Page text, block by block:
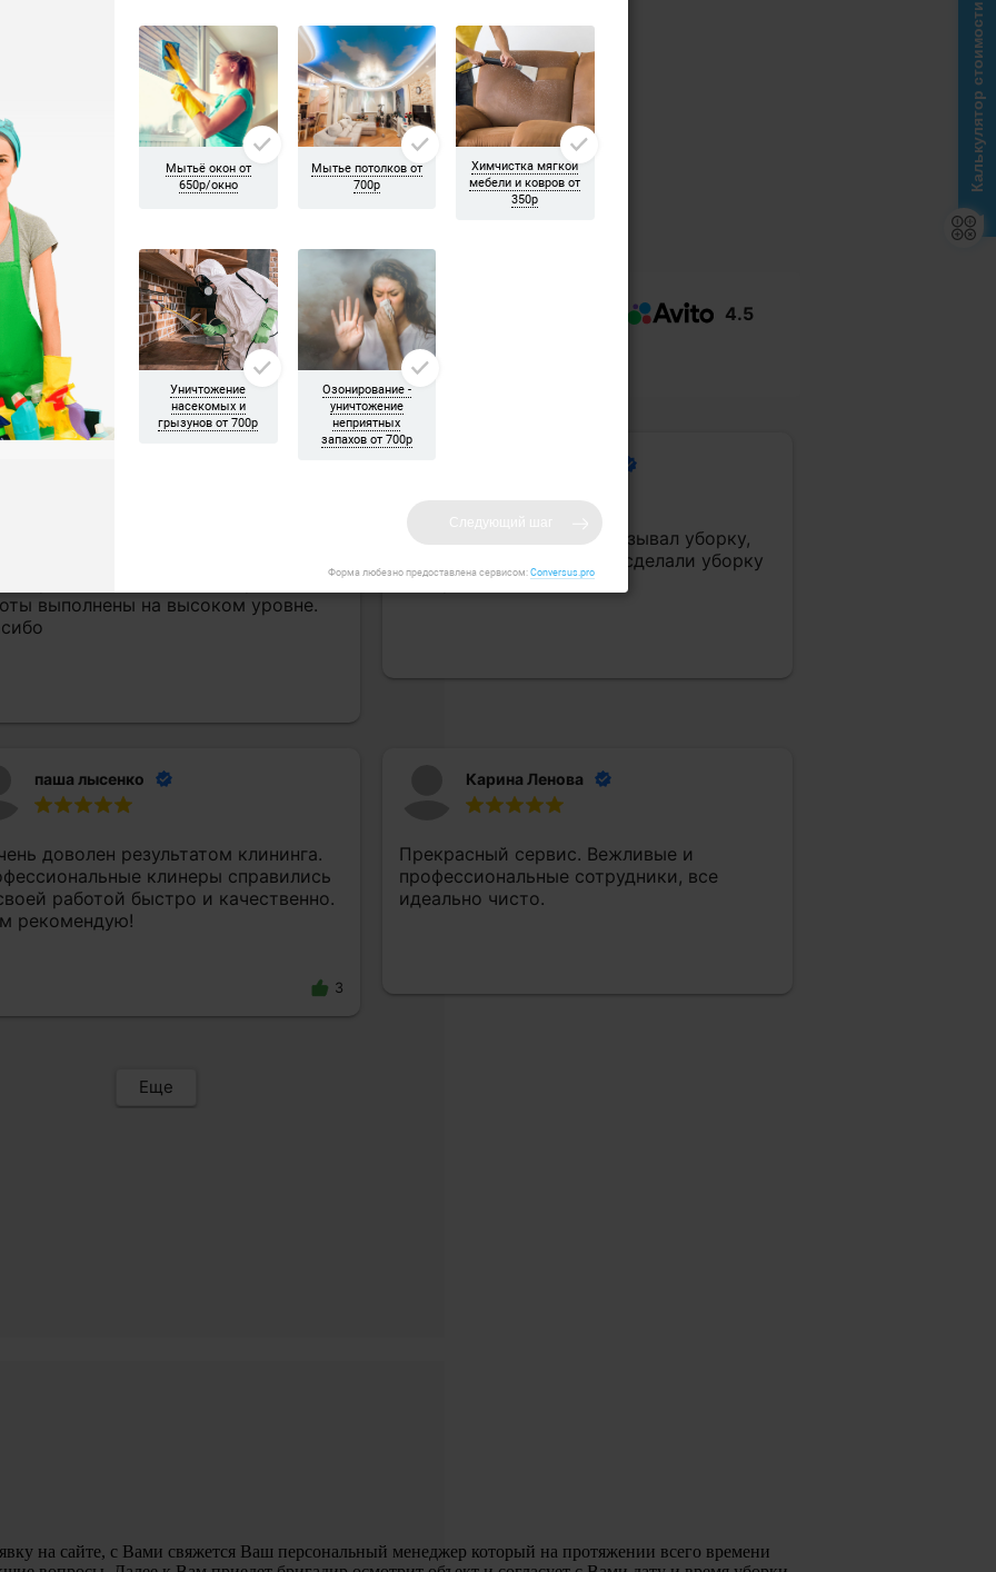
нас пишут наши клиенты
4.6 5.0 4.5
выполнены на высоком уровне.
Компания идеальная заказывал уборку,
приехали быстро, также сделали уборку
быстро и качественно 👍
паша лысенко
доволен результатом клининга.
клинеры справились
работой быстро и качественно.
рекомендую!
3
Карина Ленова
Прекрасный сервис. Вежливые и
профессиональные сотрудники, все
идеально чисто.
Еще
на сайте, с Вами свяжется Ваш персональный менеджер который на протяжении всего времени
Калькулятор стоимости